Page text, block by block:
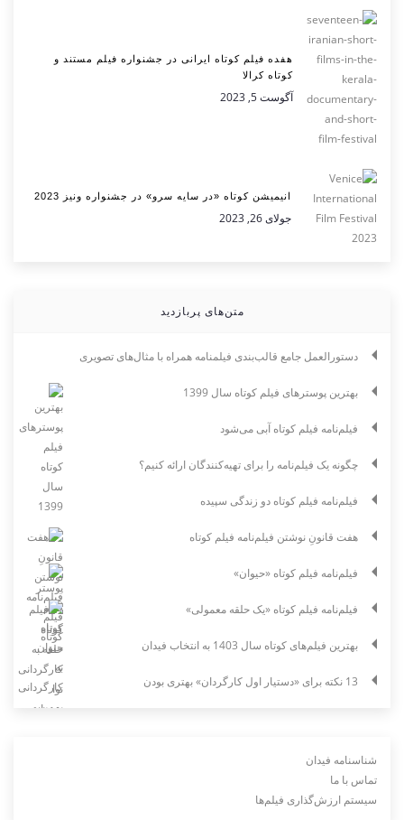
هفده فیلم کوتاه ایرانی در جشنواره فیلم مستند و
کوتاه کرالا
آگوست 5, 2023
انیمیشن کوتاه «در سایه سرو» در جشنواره ونیز 2023
جولای 26, 2023
متن‌های پربازدید
دستورالعمل جامع قالب‌بندی فیلمنامه همراه با مثال‌های تصویری
بهترین پوسترهای فیلم کوتاه سال 1399
فیلم‌نامه فیلم کوتاه آبی می‌شود
چگونه یک فیلم‌نامه را برای تهیه‌کنندگان ارائه کنیم؟
فیلم‌نامه فیلم کوتاه دو زندگی سپیده
هفت قانونِ نوشتن فیلم‌نامه فیلم کوتاه
فیلم‌نامه فیلم کوتاه «حیوان»
فیلم‌نامه فیلم کوتاه «یک حلقه معمولی»
بهترین فیلم‌های کوتاه سال 1403 به انتخاب فیدان
13 نکته برای «دستیار اول کارگردان» بهتری بودن
شناسنامه فیدان
تماس با ما
سیستم ارزش‌گذاری فیلم‌ها